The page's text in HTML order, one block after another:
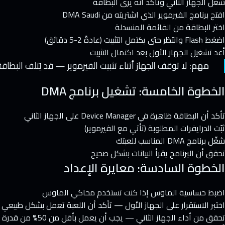
افتح برنامج الفيرموير الذي اشتريته من DMA Saudi
اختر البطاقة من القائمة المنسدلة
اضغط Flash وانتظر حتى يكتمل التثبيت (عادةً 2-5 دقائق)
أعد تشغيل الجهاز الأول بعد اكتمال التثبيت
مهم: لا توقف الجهاز أثناء تثبيت الفيرموير — قد يُتلف
الخطوة الخامسة: تشغيل برنامج DMA
تأكد أن البطاقة ظاهرة في Device Manager على الجهاز الثاني
ثبّت الدرايفرات المطلوبة (تأتي مع الفيرموير)
شغّل برنامج DMA المناسب للعبتك
تحقق أن البرنامج يقرأ البيانات بشكل صحيح
الخطوة السادسة: معايرة الإعداد
اضبط حساسية الماوس إذا كنت تستخدم محاكي الماوس
اختبر الاستقرار على الجهاز الأول — تأكد أن اللعبة تعمل بشكل طبيعي
تحقق من أداء الجهاز الثاني — يجب أن يعمل بأقل من 50% من قدرة المعالج